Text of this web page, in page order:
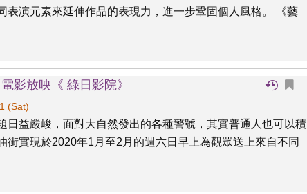
表演元素來延伸作品的表現力，進一步鞏固個人風格。 《藝
影放映《 綠日影院》
(Sat)
日益嚴峻，面對大自然發出的各種警號，其實普通人也可以積
街實現於2020年1月至2月的週六日早上為觀眾送上來自不同